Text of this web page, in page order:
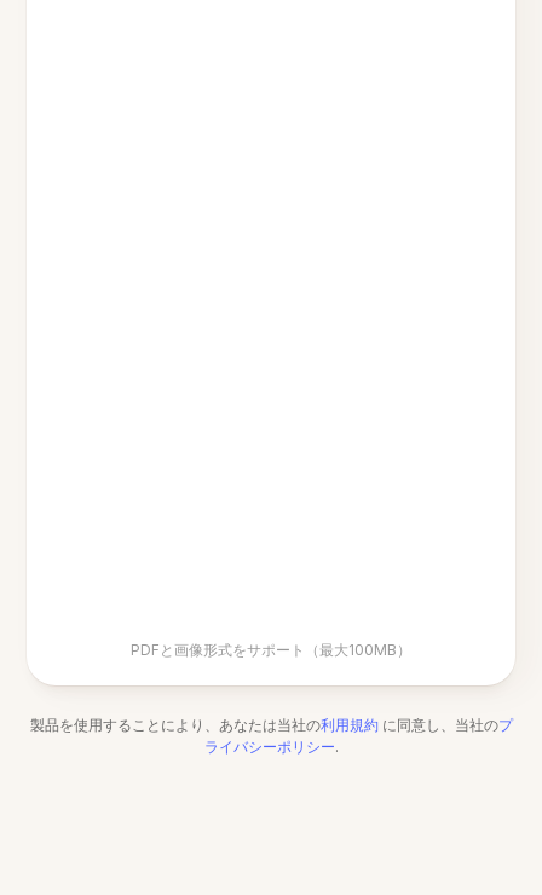
PDFと画像形式をサポート（最大100MB）
製品を使用することにより、あなたは当社の利用規約 に同意し、当社のプ
ライバシーポリシー.